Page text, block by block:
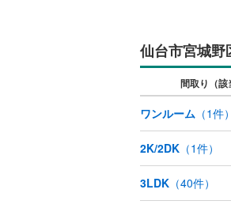
仙台市宮城野
間取り（該
ワンルーム （1件）
2K/2DK （1件）
3LDK （40件）